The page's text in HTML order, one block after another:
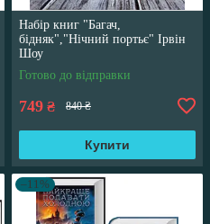
Набір книг "Багач,
бідняк","Нічний портьє" Ірвін
Шоу
Готово до відправки
749 ₴ 840 ₴
Купити
–11%